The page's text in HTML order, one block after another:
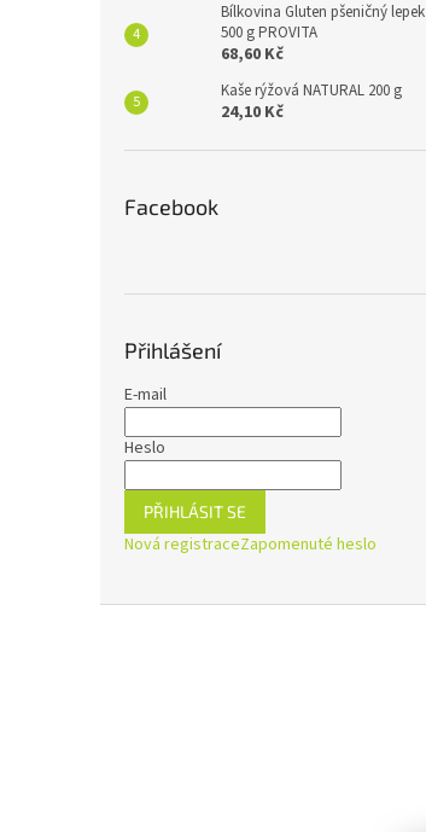
Bílkovina Gluten pšeničný lepek
500 g PROVITA
68,60 Kč
Kaše rýžová NATURAL 200 g
24,10 Kč
Facebook
Přihlášení
E-mail
Heslo
PŘIHLÁSIT SE
Nová registraceZapomenuté heslo